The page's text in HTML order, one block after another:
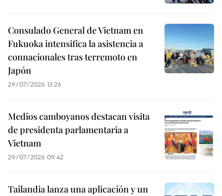
Consulado General de Vietnam en
Fukuoka intensifica la asistencia a
connacionales tras terremoto en
Japón
29/07/2026 13:26
Medios camboyanos destacan visita
de presidenta parlamentaria a
Vietnam
29/07/2026 09:42
Tailandia lanza una aplicación y un